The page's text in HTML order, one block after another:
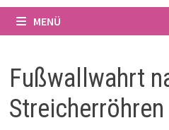
MENÜ
Fußwallwahrt
Streicherröhren